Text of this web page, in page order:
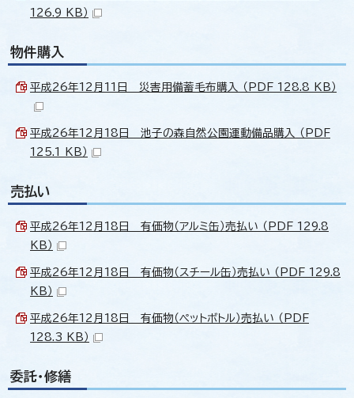
126.9 KB）
物件購入
平成26年12月11日 災害用備蓄毛布購入 （PDF 128.8 KB）
平成26年12月18日 池子の森自然公園運動備品購入 （PDF
125.1 KB）
売払い
平成26年12月18日 有価物（アルミ缶）売払い （PDF 129.8
KB）
平成26年12月18日 有価物（スチール缶）売払い （PDF 129.8
KB）
平成26年12月18日 有価物（ペットボトル）売払い （PDF
128.3 KB）
委託・修繕